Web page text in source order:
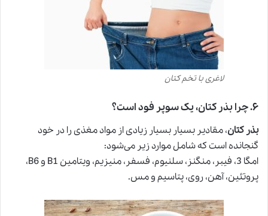
لاغری با تخم کتان
۶.چرا بذر کتان، یک سوپر فود است؟
بذر کتان، مقادیر بسیار بسیار زیادی از مواد مغذی را در خود
گنجانده است که شامل موارد زیر می‌شود:
امگا 3، فیبر، منگنز، سلنیوم، فسفر، منیزیم، ویتامین B1 و B6،
پروتئین، آهن، روی، پتاسیم و مس.